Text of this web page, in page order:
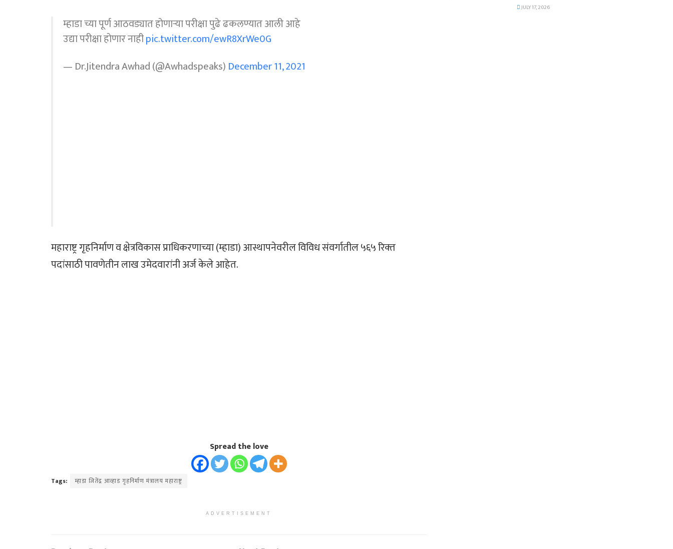
म्हाडा च्या पूर्ण आठवड्यात होणाऱ्या परीक्षा पुढे ढकलण्यात आली आहे
उद्या परीक्षा होणार नाहीpic.twitter.com/ewR8XrWe0G
— Dr.Jitendra Awhad (@Awhadspeaks) December 11, 2021
महाराष्ट्र गृहनिर्माण व क्षेत्रविकास प्राधिकरणाच्या (म्हाडा) आस्थापनेवरील विविध संवर्गातील ५६५ रिक्‍त
पदांसाठी पावणेतीन लाख उमेदवारांनी अर्ज केले आहेत.
Spread the love
Tags: म्हाडा जितेंद्र आव्हाड गृहनिर्माण मंत्रालय महाराष्ट्र
ADVERTISEMENT
JULY 17, 2026